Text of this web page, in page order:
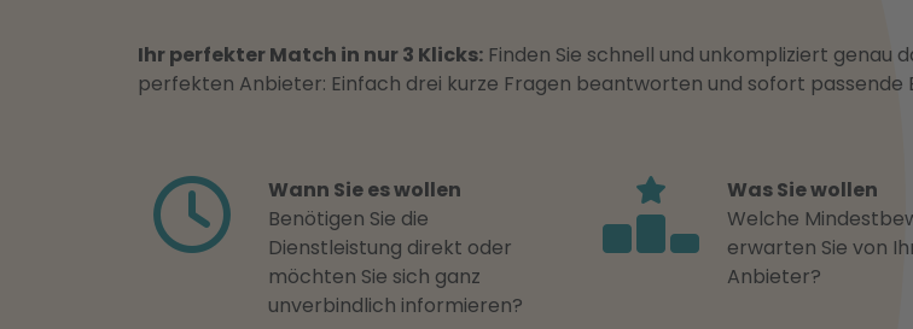
Ihr perfekter Match in nur 3 Klicks: Finden Sie schnell und unkompliziert genau
perfekten Anbieter: Einfach drei kurze Fragen beantworten und sofort passende
Wann Sie es wollen
Benötigen Sie die
Dienstleistung direkt oder
möchten Sie sich ganz
unverbindlich informieren?
Was Sie wollen
Welche
erwarten Sie von
Anbieter?